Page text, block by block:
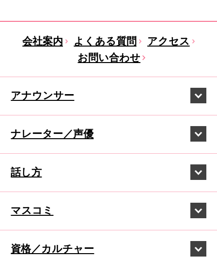
会社案内 よくある質問
アクセス
お問い合わせ
アナウンサー
ナレーター／声優
話し方
マスコミ
資格／カルチャー